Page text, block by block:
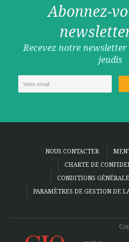
Abonnez-
Recevez notre
jeudis
NOUS CONTACTER
CHARTE DE
CONDITIONS
PARAMÈTRES DE GESTION DE